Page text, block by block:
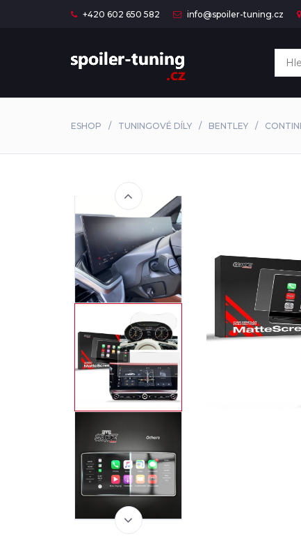
+420 602 650 582 info@spoiler-tuning.cz
ESHOP TUNINGOVÉ DÍLY BENTLEY